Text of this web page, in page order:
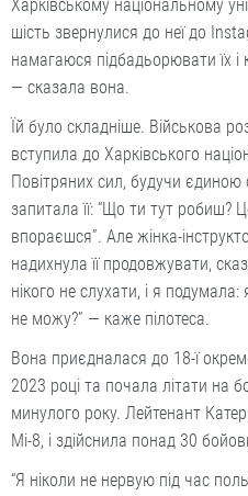
Харківському національному
шість звернулися до неї до
намагаюся підбадьорювати їх
— сказала вона.
Їй було складніше. Військова
вступила до Харківського
Повітряних сил, будучи єдиною
запитала її: “Що ти тут робиш?
впораєшся”. Але жінка-
надихнула її продовжувати,
нікого не слухати, і я
не можу?” — каже пілотеса.
Вона приєдналася до 18-ї
2023 році та почала літати на
минулого року. Лейтенант
Мі-8, і здійснила понад 30
“Я ніколи не нервую під час